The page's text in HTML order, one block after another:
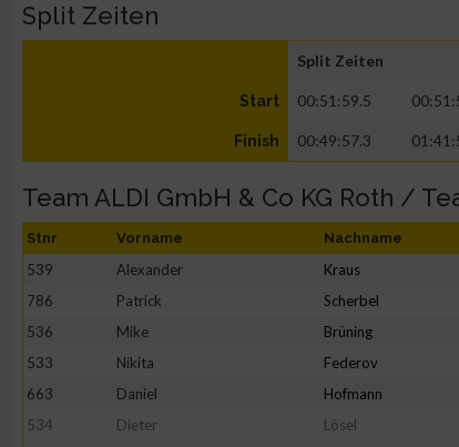
Split Zeiten
Split Zeiten
Start 00:51:59.5
Finish 00:49:57.3
Team ALDI GmbH & Co KG Roth /
Stnr Vorname Nachname
539 Alexander Kraus
786
Patrick Scherbel
536
Mike Brüning
533
Nikita Federov
663
Daniel Hofmann
534
Dieter Lösel